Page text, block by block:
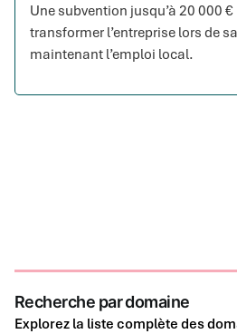
Une subvention jusqu’à 20 000
transformer l’entreprise lors de
maintenant l’emploi local.
Recherche par domaine
Explorez la liste complète des